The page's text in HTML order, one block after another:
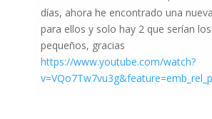
días, ahora he encontrado una
para ellos y solo hay 2 que serían
pequeños, gracias
https://www.youtube.com/watch?